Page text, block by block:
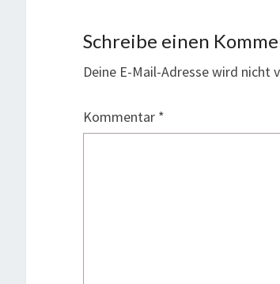
Schreibe einen
Deine E-Mail-Adresse wird nicht
Kommentar *